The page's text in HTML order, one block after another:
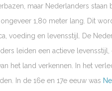
maar Nederlanders staan
1,80 meter lang. Dit
voeding en levensstijl. De
leiden een actieve
het land verkennen. In het
In de 16e en 17e eeuw was